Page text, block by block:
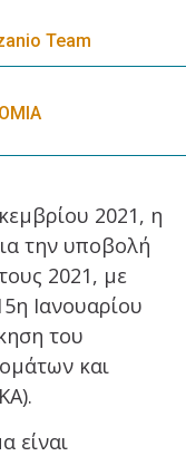
Team
2021, η
την υποβολή
2021, με
Ιανουαρίου
του
και
είναι